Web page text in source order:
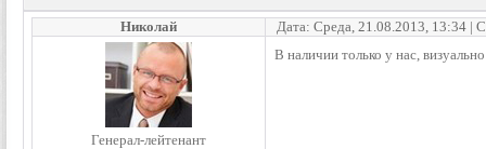
Николай Дата: Среда, 21.08.2013, 13:34 |
Генерал-лейтенант
В наличии только у нас,